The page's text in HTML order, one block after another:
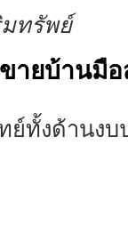
ทรัพย์
ายบ้านมื
ทย์ทั้งด้านง